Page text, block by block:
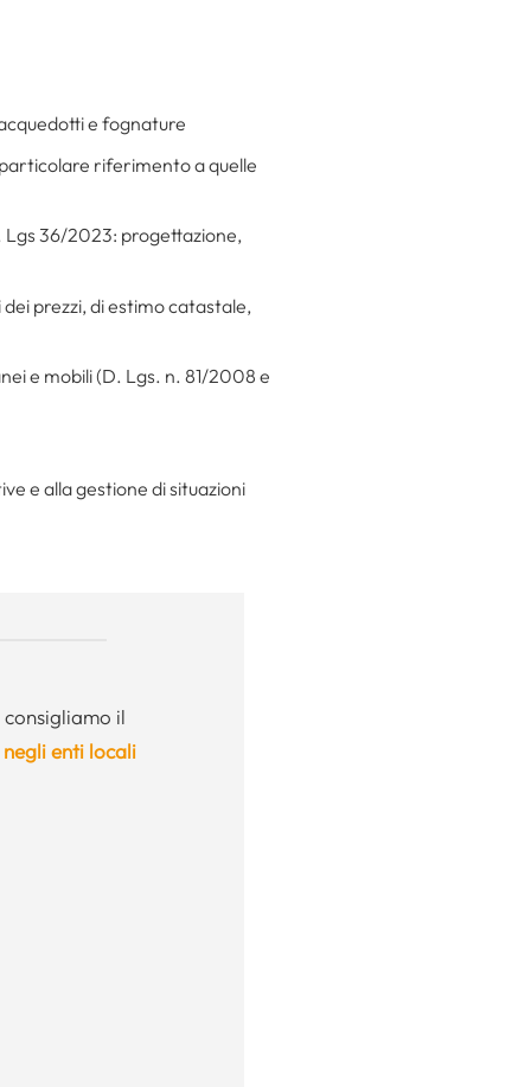
e fognature
riferimento a quelle
Lgs 36/2023: progettazione,
prezzi, di estimo catastale,
e mobili (D. Lgs. n. 81/2008 e
e alla gestione di situazioni
il
enti locali